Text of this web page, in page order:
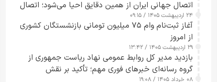
اتصال جهانی ایران از همین دقایق احیا می‌شود؛ اتصال
کامل مردم تا ۲۴ ساعت آینده
۲۴ اردیبهشت ۱۴۰۵ / ۰۹:۱۵
آغاز ثبت‌نام وام ۷۵ میلیون تومانی بازنشستگان کشوری
از امروز
۲۹ اردیبهشت ۱۴۰۵ / ۱۳:۴۲
بازدید مدیر کل روابط عمومی نهاد ریاست جمهوری از
گروه رسانه‌ای خبرهای فوری مهم؛ تأکید بر نقش
۰۸ خرداد ۱۴۰۵ / ۱۹:۰۸